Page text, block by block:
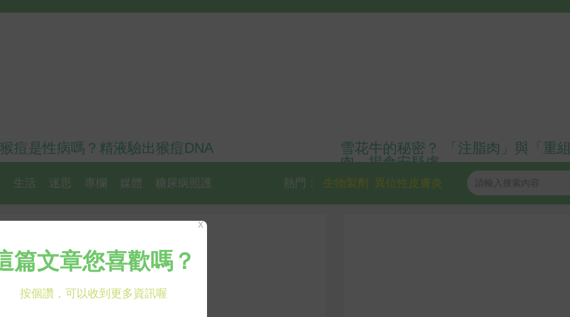
猴痘是性病嗎？精液驗出猴痘DNA
雪花牛的秘密？ 「注脂肉」與「重
肉」揭食安疑慮
生活 迷思 專欄 媒體 糖尿病照護 異位性皮膚炎
生物製劑
熱門：
重低血糖」
X